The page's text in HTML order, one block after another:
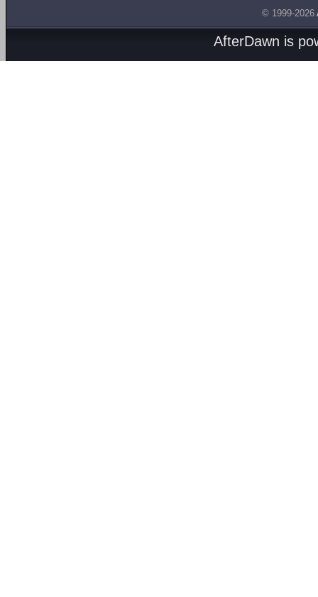
© 1999-2026
AfterDawn is